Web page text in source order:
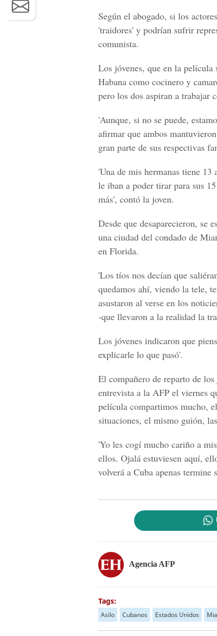
Según el abogado, si los
'traidores' y podrían sufrir
comunista.
Los jóvenes, que en la película
Habana como cocinero y
pero los dos aspiran a trabajar
'Aunque, si no se puede,
afirmar que ambos
gran parte de sus respectivas
'Una de mis hermanas tiene
le iban a poder tirar para sus
más', contó la joven.
Desde que desaparecieron, se
una ciudad del condado de
en Florida.
'Los tíos nos decían que
quedamos ahí, viendo la tele,
asustaron al verse en los
-que llevaron a la realidad la
Los jóvenes indicaron que
explicarle lo que pasó'.
El compañero de reparto de
entrevista a la AFP el viernes
película compartimos mucho,
situaciones, el mismo guión,
'Yo les cogí mucho cariño a
ellos. Ojalá estuviesen aquí,
volverá a Cuba apenas
Agencia AFP
Tags:
Asilo Cubanos Estados Unidos